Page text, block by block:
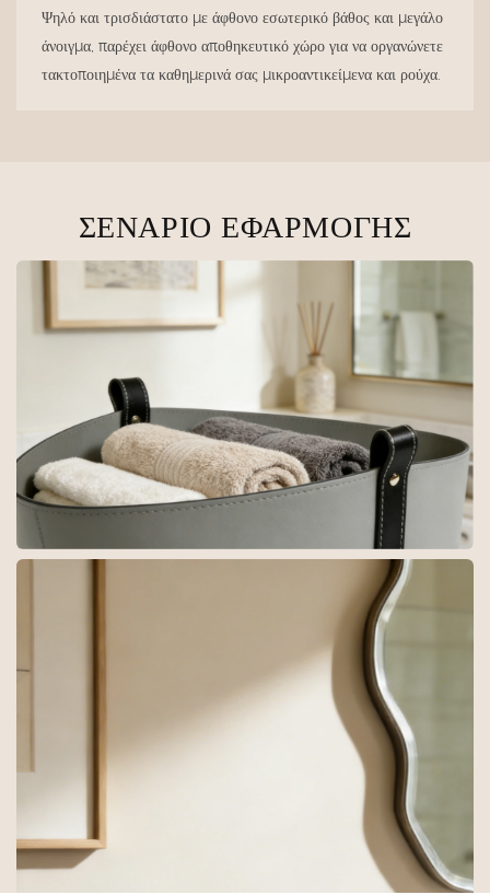
Ψηλό και τρισδιάστατο με άφθονο εσωτερικό βάθος και μεγάλο
άνοιγμα, παρέχει άφθονο αποθηκευτικό χώρο για να οργανώνετε
τακτοποιημένα τα καθημερινά σας μικροαντικείμενα και ρούχα.
ΣΕΝΆΡΙΟ ΕΦΑΡΜΟΓΉΣ